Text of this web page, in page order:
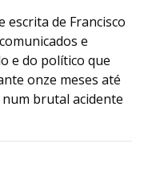
escrita de Francisco
e
e do político que
onze meses até
brutal acidente